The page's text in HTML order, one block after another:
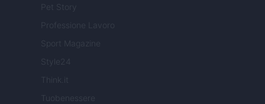
Pet Story
Professione Lavoro
Sport Magazine
Style24
Think.it
Tuobenessere